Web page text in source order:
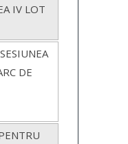
IV LOT
DE